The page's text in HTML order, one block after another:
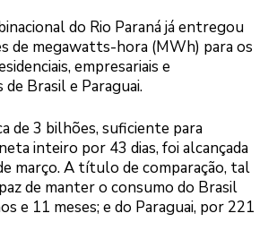
do Rio Paraná já entregou
de megawatts-hora (MWh) para os
empresariais e
Brasil e Paraguai.
de 3 bilhões, suficiente para
inteiro por 43 dias, foi alcançada
março. A título de comparação, tal
de manter o consumo do Brasil
e 11 meses; e do Paraguai, por 221